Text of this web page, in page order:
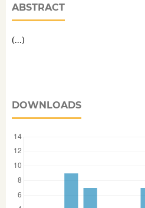
ABSTRACT
(...)
DOWNLOADS